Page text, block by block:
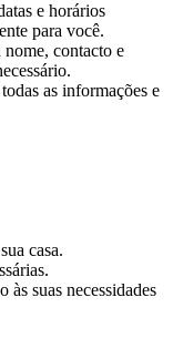
e horários
para você.
nome, contacto e
as informações e
casa.
às suas necessidades